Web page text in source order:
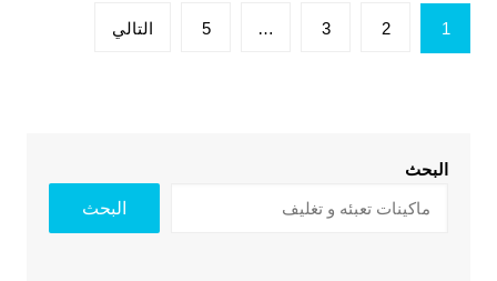
تعدد
صفحات
1
2
3
…
5 التالي
البحث
البحث